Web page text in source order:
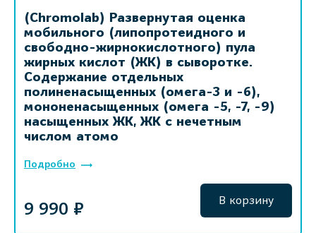
(Chromolab) Развернутая оценка
мобильного (липопротеидного и
свободно-жирнокислотного) пула
жирных кислот (ЖК) в сыворотке.
Содержание отдельных
полиненасыщенных (омега-3 и -6),
мононенасыщенных (омега -5, -7, -9)
насыщенных ЖК, ЖК с нечетным
числом атомо
Подробно
9 990 ₽ В корзину